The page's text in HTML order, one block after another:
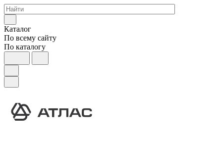
Каталог
По всему сайту
По каталогу